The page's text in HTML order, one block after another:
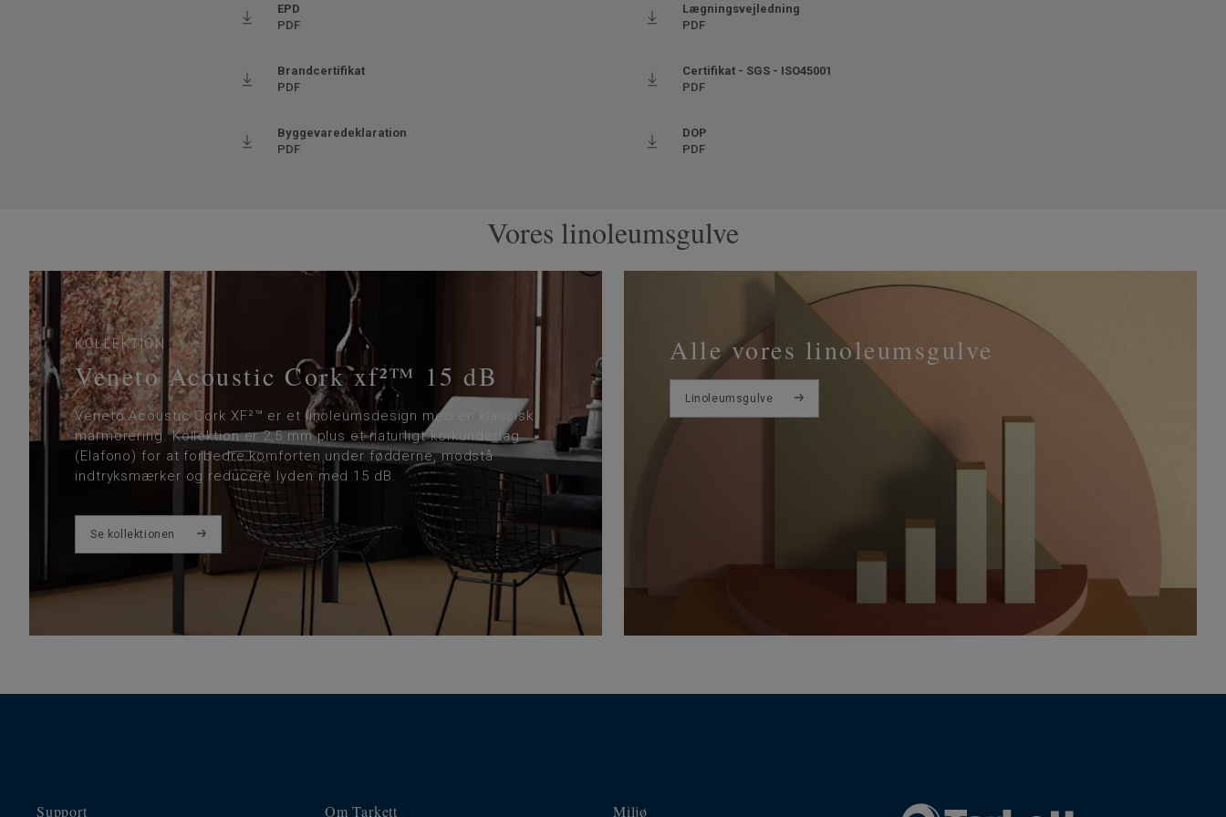
EPD
PDF
Lægningsvejledning
PDF
Brandcertifikat
PDF
Certifikat - SGS - ISO45001
PDF
Byggevaredeklaration
PDF
DOP
PDF
Vores linoleumsgulve
KOLLEKTION
Veneto Acoustic Cork xf²™ 15 dB
Veneto Acoustic Cork XF²™ er et linoleumsdesign med en klassisk
marmorering. Kollektion er 2,5 mm plus et naturligt korkunderlag
(Elafono) for at forbedre komforten under fødderne, modstå
indtryksmærker og reducere lyden med 15 dB.
Se kollektionen
Alle vores linoleumsgulve
Linoleumsgulve
Support Om Tarkett Miljø